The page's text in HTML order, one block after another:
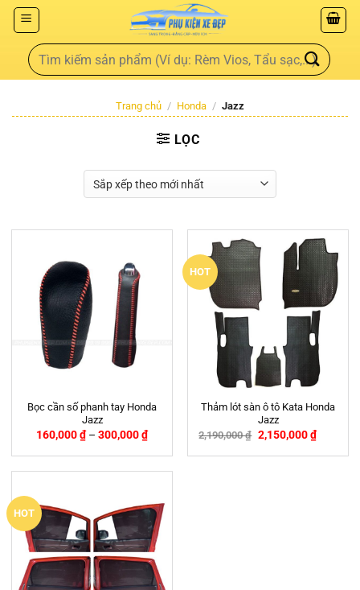
Trang chủ / Honda / Jazz
LỌC
Bọc cần số phanh tay Honda
Jazz
160,000₫ – 300,000₫
HOT
Thảm lót sàn ô tô Kata Honda
Jazz
2,190,000₫ 2,150,000₫
HOT